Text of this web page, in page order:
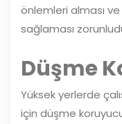
önlemleri alması
sağlaması
Düşme
Yüksek yerlerde
için düşme